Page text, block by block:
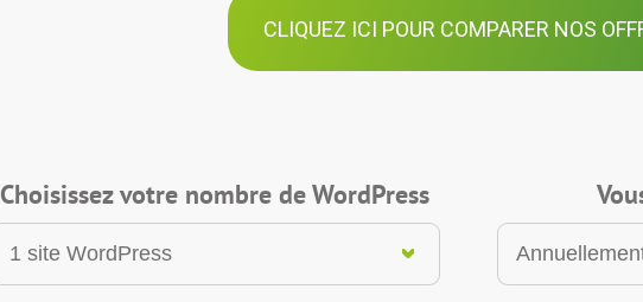
CLIQUEZ ICI POUR COMPARER NOS
Choisissez votre nombre de WordPress